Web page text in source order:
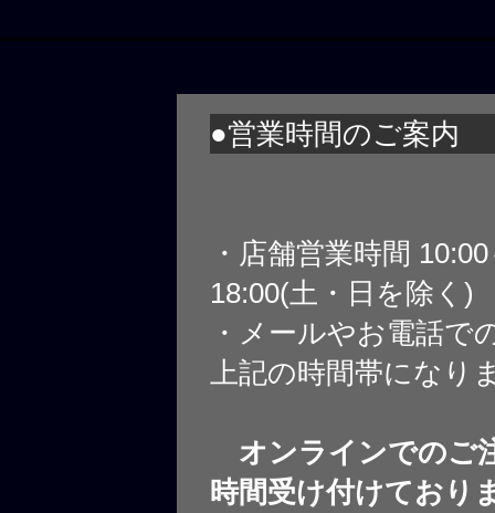
●営業時間のご案内
・店舗営業時間
18:00(土・日を除く)
・メールやお電話で
上記の時間帯になり
オンラインでのご
時間受け付けており